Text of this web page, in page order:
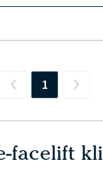
Previous
1 Next
facelift